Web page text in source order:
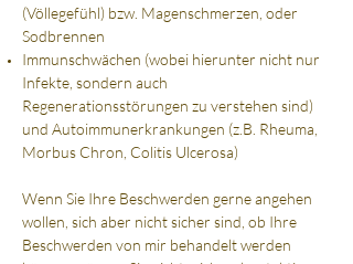
(Völlegefühl) bzw. Magenschmerzen, oder
Sodbrennen
Immunschwächen (wobei hierunter nicht nur
Infekte, sondern auch
Regenerationsstörungen zu verstehen sind)
und Autoimmunerkrankungen (z.B. Rheuma,
Morbus Chron, Colitis Ulcerosa)
Wenn Sie Ihre Beschwerden gerne angehen
wollen, sich aber nicht sicher sind, ob Ihre
Beschwerden von mir behandelt werden